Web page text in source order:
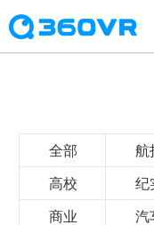
全部 航
高校 纪
商业 汽